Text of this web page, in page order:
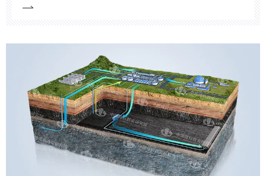
Perlindungan Alam Sekitar dan Transformasi
tumpuan kepada penyelidikan saintifik,
perundingan teknikal, Projek Perlindungan Alam
Sekitar EPC Genera